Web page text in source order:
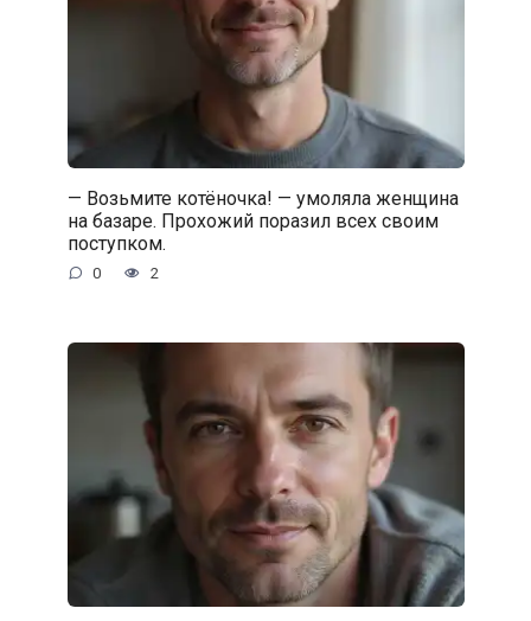
— Возьмите котёночка! — умоляла женщина
на базаре. Прохожий поразил всех своим
поступком.
0 2